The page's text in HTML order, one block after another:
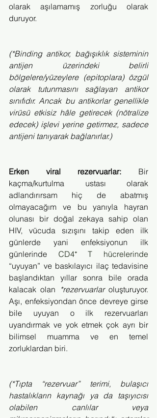
olarak aşılamamış zorluğu olarak
duruyor.
(*Binding antikor, bağışıklık sisteminin
antijen üzerindeki belirli
bölgelere/yüzeylere (epitoplara) özgül
olarak tutunmasını sağlayan antikor
sınıfıdır. Ancak bu antikorlar genellikle
virüsü etkisiz hâle getirecek (nötralize
edecek) işlevi yerine getirmez, sadece
antijeni tanıyarak bağlanırlar.)
Erken viral rezervuarlar: Bir
kaçma/kurtulma ustası olarak
adlandırırsam hiç de abatmış
olmayacağım ve bu yanıyla hayran
olunası bir doğal zekaya sahip olan
HIV, vücuda sızışını takip eden ilk
günlerde yani enfeksiyonun ilk
günlerinde CD4⁺ T hücrelerinde
“uyuyan” ve baskılayıcı ilaç tedavisine
başlandıktan yıllar sonra bile orada
kalacak olan
*rezervuarlar oluşturuyor.
Aşı, enfeksiyondan önce devreye girse
bile uyuyan o ilk rezervuarları
uyandırmak ve yok etmek çok ayrı bir
bilimsel muamma ve en temel
zorluklardan biri.
(*Tıpta “rezervuar” terimi, bulaşıcı
hastalıkların kaynağı ya da taşıyıcısı
olabilen canlılar veya